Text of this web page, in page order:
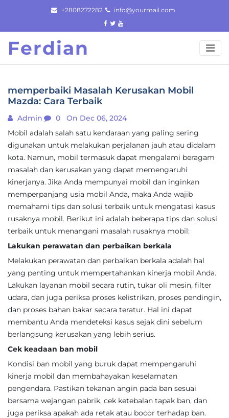
content
+2808272282 info@yourmail.com
Ferdian
memperbaiki Masalah Kerusakan Mobil
Mazda: Cara Terbaik
Admin 0
On Dec 06, 2024
Mobil adalah salah satu kendaraan yang paling sering
digunakan untuk melakukan perjalanan jauh atau didalam
kota. Namun, mobil termasuk dapat mengalami beragam
masalah dan kerusakan yang dapat memengaruhi
kinerjanya. Jika Anda mempunyai mobil dan inginkan
memperpanjang usia mobil Anda, maka Anda wajib
memahami tips dan solusi terbaik untuk mengatasi kasus
rusaknya mobil. Berikut ini adalah beberapa tips dan solusi
terbaik untuk menangani masalah rusaknya mobil:
Lakukan perawatan dan perbaikan berkala
Melakukan perawatan dan perbaikan berkala adalah hal
yang penting untuk mempertahankan kinerja mobil Anda.
Lakukan layanan mobil secara rutin, tukar oli mesin, filter
udara, dan juga periksa proses kelistrikan, proses pendingin,
dan proses bahan bakar secara teratur. Hal ini dapat
membantu Anda mendeteksi kasus sejak dini sebelum
berlangsung kerusakan yang lebih serius.
Cek keadaan ban mobil
Kondisi ban mobil yang buruk dapat mempengaruhi
kinerja mobil dan membahayakan keselamatan
pengendara. Pastikan tekanan angin pada ban sesuai
bersama wejangan pabrik, cek ketebalan tapak ban, dan
juga periksa apakah ada retak atau bocor terhadap ban.